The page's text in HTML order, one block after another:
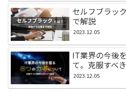
セルフブラッ
で解説
2023.12.05
IT業界の今後
て。克服すべ
2023.12.05